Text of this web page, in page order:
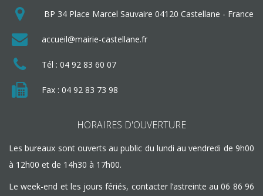
BP 34 Place Marcel Sauvaire 04120 Castellane - France
accueil@mairie-castellane.fr
Tél : 04 92 83 60 07
Fax : 04 92 83 73 98
HORAIRES D'OUVERTURE
Les bureaux sont ouverts au public du lundi au vendredi de 9h00
à 12h00 et de 14h30 à 17h00.
Le week-end et les jours fériés, contacter l’astreinte au06 86 96